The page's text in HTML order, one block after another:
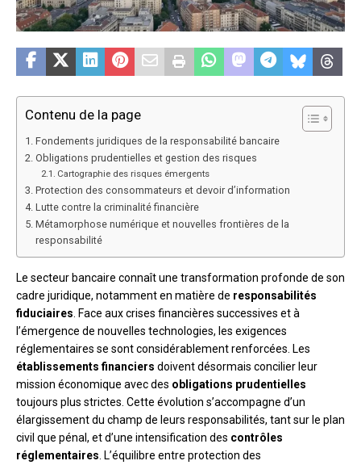
Contenu de la page
Fondements juridiques de la responsabilité bancaire
Obligations prudentielles et gestion des risques
Cartographie des risques émergents
Protection des consommateurs et devoir d’information
Lutte contre la criminalité financière
Métamorphose numérique et nouvelles frontières de la
responsabilité
Le secteur bancaire connaît une transformation profonde de son
cadre juridique, notamment en matière de responsabilités
fiduciaires . Face aux crises financières successives et à
l’émergence de nouvelles technologies, les exigences
réglementaires se sont considérablement renforcées. Les
établissements financiers doivent désormais concilier leur
mission économique avec des obligations prudentielles
toujours plus strictes. Cette évolution s’accompagne d’un
élargissement du champ de leurs responsabilités, tant sur le plan
civil que pénal, et d’une intensification des contrôles
réglementaires . L’équilibre entre protection des